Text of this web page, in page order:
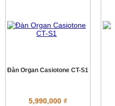
Đàn Organ Casiotone CT-S1
5,990,000 ₫